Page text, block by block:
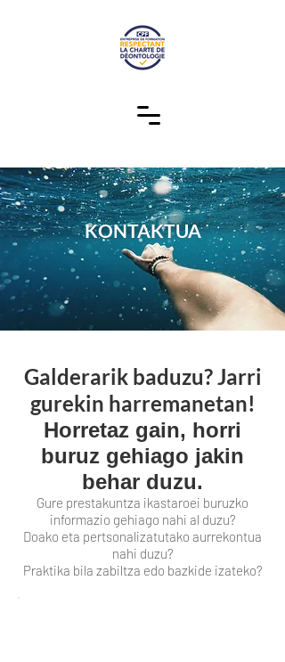
KONTAKTUA
Galderarik baduzu? Jarri
gurekin harremanetan!
Horretaz gain, horri
buruz gehiago jakin
behar duzu.
Gure prestakuntza ikastaroei buruzko
informazio gehiago nahi al duzu?
Doako eta pertsonalizatutako aurrekontua
nahi duzu?
Praktika bila zabiltza edo bazkide izateko?